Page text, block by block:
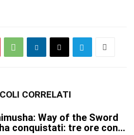
CORRELATI
Way of the Sword
conquistati: tre ore con...